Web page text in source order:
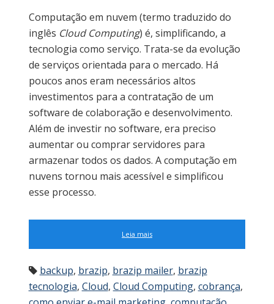
Computação em nuvem (termo traduzido do
inglês Cloud Computing) é, simplificando, a
tecnologia como serviço. Trata-se da evolução
de serviços orientada para o mercado. Há
poucos anos eram necessários altos
investimentos para a contratação de um
software de colaboração e desenvolvimento.
Além de investir no software, era preciso
aumentar ou comprar servidores para
armazenar todos os dados. A computação em
nuvens tornou mais acessível e simplificou
esse processo.
Leia mais
backup, brazip, brazip mailer, brazip
tecnologia, Cloud, Cloud Computing, cobrança,